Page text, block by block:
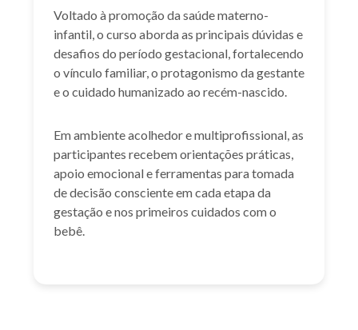
Voltado à promoção da saúde materno-
infantil, o curso aborda as principais dúvidas e
desafios do período gestacional, fortalecendo
o vínculo familiar, o protagonismo da gestante
e o cuidado humanizado ao recém-nascido.
Em ambiente acolhedor e multiprofissional, as
participantes recebem orientações práticas,
apoio emocional e ferramentas para tomada
de decisão consciente em cada etapa da
gestação e nos primeiros cuidados com o
bebê.